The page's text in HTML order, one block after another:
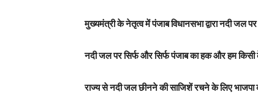
मुख्यमंत्री के नेतृत्व में पंजाब विधानसभा द्वारा नदी जल
नदी जल पर सिर्फ और सिर्फ पंजाब का हक और हम
राज्य से नदी जल छीनने की साजिशें रचने के लिए भाजपा